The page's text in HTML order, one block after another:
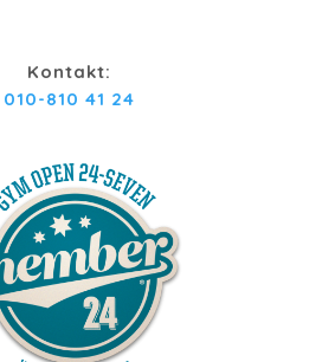
Kontakt:
010-810 41 24